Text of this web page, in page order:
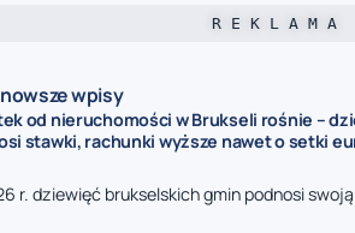
R E K L A M A
wpisy
od nieruchomości w Brukseli rośnie –
stawki, rachunki wyższe nawet o setki
r. dziewięć brukselskich gmin podnosi